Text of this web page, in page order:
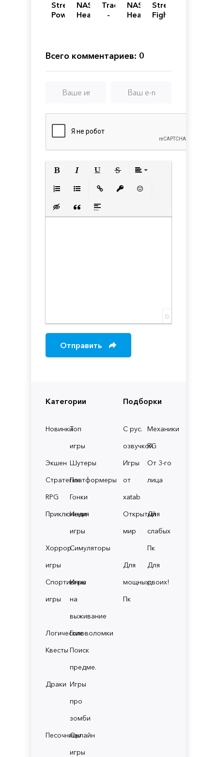
Категории
НовинкиТоп
игры
Экшен Шутеры
СтратегииПлатформеры
RPG
Гонки
Приключения
Инди
игры
Хоррор
игры
Симуляторы
Спортивные
игры
Игры
на
выживание
ЛогическиеГоловоломки
Квесты Поиск
предме.
Драки Игры
про
зомби
ПесочницыОнлайн
игры
Подборки
С рус.
озвучкой
Механики
RG
Игры
от
xatab
От 3-го
лица
Открытый
мир
Для
слабых
Пк
Для
мощных
Пк
Для
двоих!
Street
Power
NASCAR
Heat
Tracks
-
Open
World
Train
NASCAR
Heat
Street
Fighter
Всего комментариев: 0
Вставка скрытого текста
Вставка цитаты
Вставка спойлера
0
Отправить